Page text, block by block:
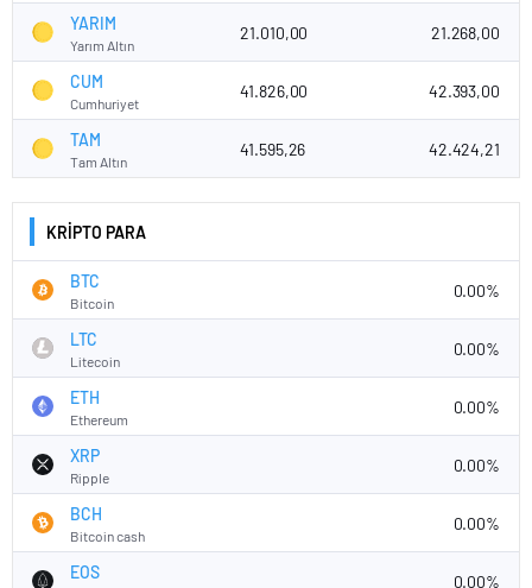
YARIM
Yarım Altın
21.010,00 21.268,00
CUM
Cumhuriyet
41.826,00 42.393,00
TAM
Tam Altın
41.595,26 42.424,21
KRİPTO PARA
BTC
Bitcoin
0.00%
LTC
Litecoin
0.00%
ETH
Ethereum
0.00%
XRP
Ripple
0.00%
BCH
Bitcoin cash
0.00%
EOS 0.00%